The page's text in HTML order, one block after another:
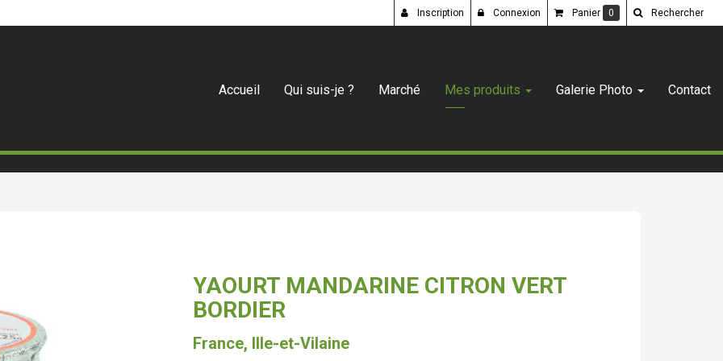
Accueil Qui suis-je ? Marché Mes produits Galerie Photo Contact
YAOURT MANDARINE CITRON VERT
BORDIER
France, Ille-et-Vilaine
Inscription Connexion Panier 0 Rechercher